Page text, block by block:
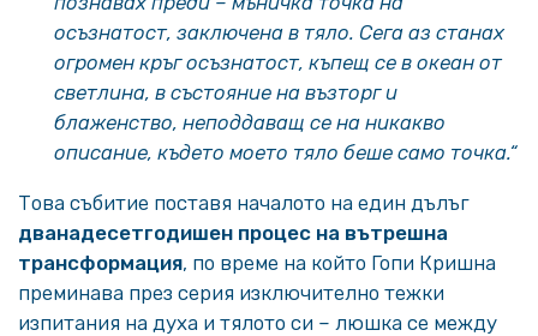
осъзнатост, заключена в тяло. Сега аз станах
огромен кръг осъзнатост, къпещ се в океан от
светлина, в състояние на възторг и
блаженство, неподдаващ се на никакво
описание, където моето тяло беше само точка.“
Това събитие поставя началото на един дълъг
дванадесетгодишен процес на вътрешна
трансформация, по време на който Гопи Кришна
преминава през серия изключително тежки
изпитания на духа и тялото си – люшка се между